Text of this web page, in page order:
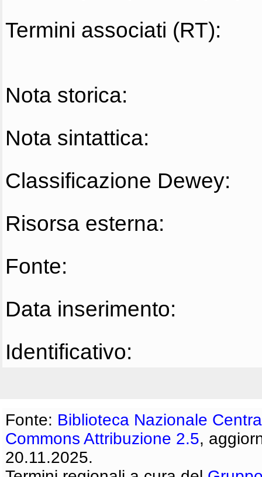
Termini associati (RT):
Nota storica:
Nota sintattica:
Classificazione Dewey:
Risorsa esterna:
Fonte:
Data inserimento:
Identificativo:
Fonte: Biblioteca Nazionale
Commons Attribuzione 2.5,
20.11.2025.